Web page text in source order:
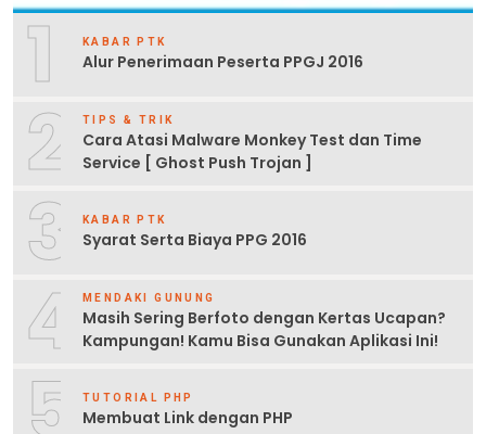
1 KABAR PTK
Alur Penerimaan Peserta PPGJ 2016
2 TIPS & TRIK
Cara Atasi Malware Monkey Test dan Time
Service [ Ghost Push Trojan ]
3 KABAR PTK
Syarat Serta Biaya PPG 2016
4 MENDAKI GUNUNG
Masih Sering Berfoto dengan Kertas Ucapan?
Kampungan! Kamu Bisa Gunakan Aplikasi Ini!
5 TUTORIAL PHP
Membuat Link dengan PHP